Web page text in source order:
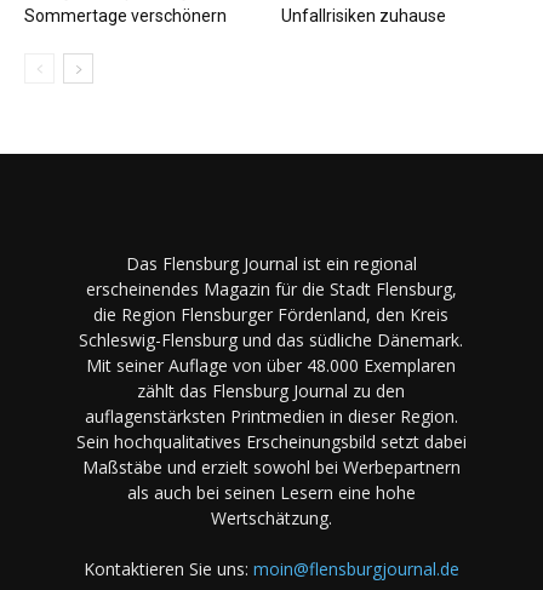
Sommertage verschönern
Unfallrisiken zuhause
Das Flensburg Journal ist ein regional
erscheinendes Magazin für die Stadt Flensburg,
die Region Flensburger Fördenland, den Kreis
Schleswig-Flensburg und das südliche Dänemark.
Mit seiner Auflage von über 48.000 Exemplaren
zählt das Flensburg Journal zu den
auflagenstärksten Printmedien in dieser Region.
Sein hochqualitatives Erscheinungsbild setzt dabei
Maßstäbe und erzielt sowohl bei Werbepartnern
als auch bei seinen Lesern eine hohe
Wertschätzung.
Kontaktieren Sie uns: moin@flensburgjournal.de